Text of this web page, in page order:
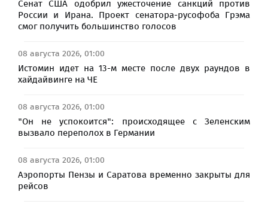
Сенат США одобрил ужесточение санкций против
России и Ирана. Проект сенатора-русофоба Грэма
смог получить большинство голосов
08 августа 2026, 01:00
Истомин идет на 13-м месте после двух раундов в
хайдайвинге на ЧЕ
08 августа 2026, 01:00
"Он не успокоится": происходящее с Зеленским
вызвало переполох в Германии
08 августа 2026, 01:00
Аэропорты Пензы и Саратова временно закрыты для
рейсов